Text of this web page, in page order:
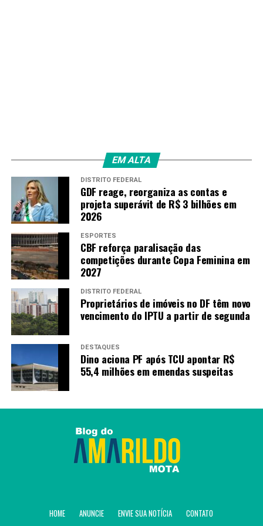
EM ALTA
DISTRITO FEDERAL
GDF reage, reorganiza as contas e
projeta superávit de R$ 3 bilhões em
2026
ESPORTES
CBF reforça paralisação das
competições durante Copa Feminina em
2027
DISTRITO FEDERAL
Proprietários de imóveis no DF têm novo
vencimento do IPTU a partir de segunda
DESTAQUES
Dino aciona PF após TCU apontar R$
55,4 milhões em emendas suspeitas
HOME ANUNCIE ENVIE SUA NOTÍCIA CONTATO